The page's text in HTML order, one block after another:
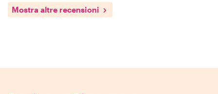
Mostra altre recensioni